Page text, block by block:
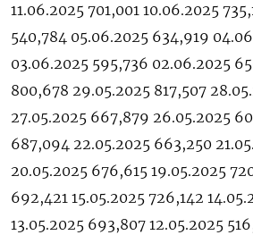
11.06.2025 701,001 10.06.2025
540,784 05.06.2025 634,919
03.06.2025 595,736 02.06.2025
800,678 29.05.2025 817,507
27.05.2025 667,879 26.05.2025
687,094 22.05.2025 663,250
20.05.2025 676,615 19.05.2025
692,421 15.05.2025 726,142
13.05.2025 693,807 12.05.2025